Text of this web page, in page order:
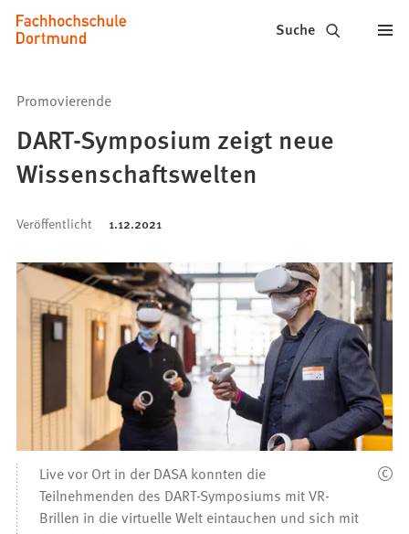
Inhalt anspringen
Fachhochschule
Dortmund
-
Studium,
Studiengänge,
Suche
Promovierende
DART-Symposium zeigt neue
Wissenschaftswelten
Veröffentlicht 1.12.2021
Live vor Ort in der DASA konnten die
Teilnehmenden des DART-Symposiums mit VR-
Brillen in die virtuelle Welt eintauchen und sich mit